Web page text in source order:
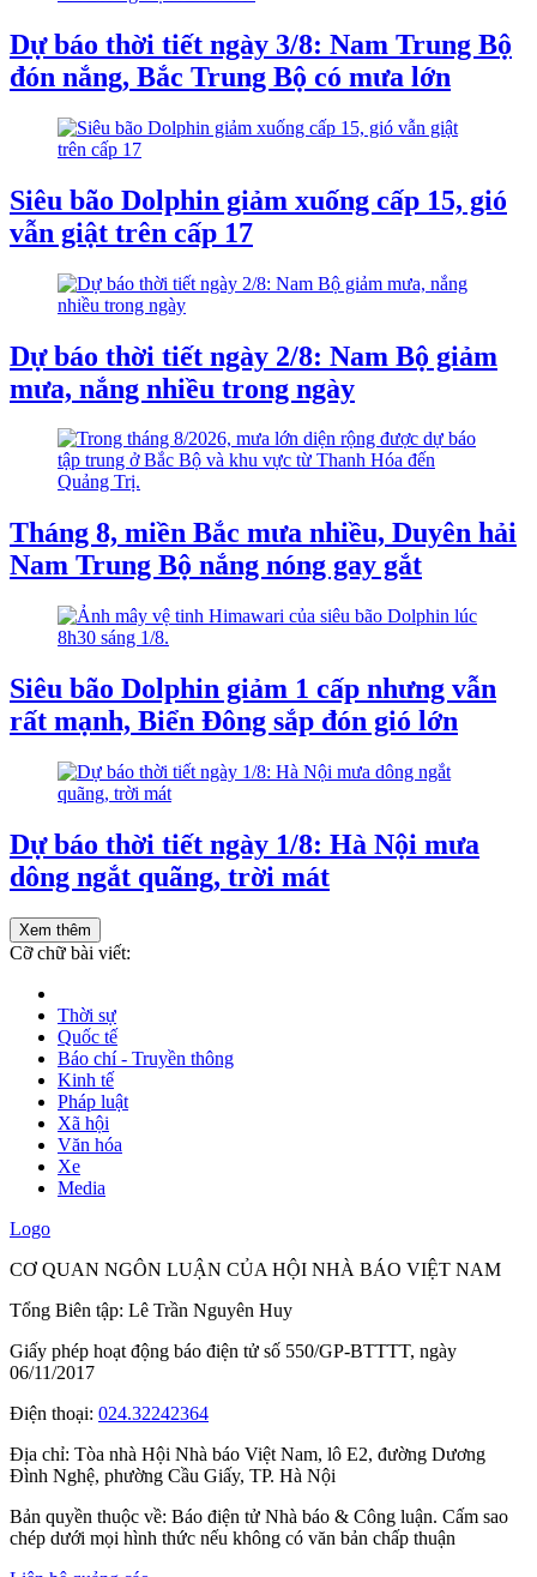
Dự báo thời tiết ngày 3/8: Nam Trung Bộ
đón nắng, Bắc Trung Bộ có mưa lớn
Siêu bão Dolphin giảm xuống cấp 15, gió
vẫn giật trên cấp 17
Dự báo thời tiết ngày 2/8: Nam Bộ giảm
mưa, nắng nhiều trong ngày
Tháng 8, miền Bắc mưa nhiều, Duyên hải
Nam Trung Bộ nắng nóng gay gắt
Siêu bão Dolphin giảm 1 cấp nhưng vẫn
rất mạnh, Biển Đông sắp đón gió lớn
Dự báo thời tiết ngày 1/8: Hà Nội mưa
dông ngắt quãng, trời mát
Xem thêm
Cỡ chữ bài viết:
Thời sự
Quốc tế
Báo chí - Truyền thông
Kinh tế
Pháp luật
Xã hội
Văn hóa
Xe
Media
Logo
CƠ QUAN NGÔN LUẬN CỦA HỘI NHÀ BÁO VIỆT NAM
Tổng Biên tập: Lê Trần Nguyên Huy
Giấy phép hoạt động báo điện tử số 550/GP-BTTTT, ngày
06/11/2017
Điện thoại: 024.32242364
Địa chỉ: Tòa nhà Hội Nhà báo Việt Nam, lô E2, đường Dương
Đình Nghệ, phường Cầu Giấy, TP. Hà Nội
Bản quyền thuộc về: Báo điện tử Nhà báo & Công luận. Cấm sao
chép dưới mọi hình thức nếu không có văn bản chấp thuận